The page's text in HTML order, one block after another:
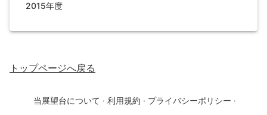
2015年度
トップページへ戻る
当展望台について · 利用規約 · プライバシーポリシー ·